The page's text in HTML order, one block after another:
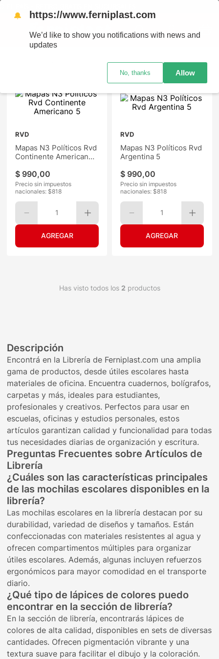
Ordenar por
RVD
Mapas N3 Políticos Rvd
Continente Americano
$ 990,00
Precio sin impuestos
nacionales: $818
1
RVD
Mapas N3 Políticos Rvd
Argentina 5
$ 990,00
Precio sin impuestos
nacionales: $818
1
Has visto todos los 2 productos
Descripción
Encontrá en la Librería de Ferniplast.com una amplia
gama de productos, desde útiles escolares hasta
materiales de oficina. Encuentra cuadernos, bolígrafos,
carpetas y más, ideales para estudiantes,
profesionales y creativos. Perfectos para usar en
escuelas, oficinas y estudios personales, estos
artículos garantizan calidad y funcionalidad para todas
tus necesidades diarias de organización y escritura.
Preguntas Frecuentes sobre Artículos de
Librería
¿Cuáles son las características principales
de las mochilas escolares disponibles en la
librería?
Las mochilas escolares en la librería destacan por su
durabilidad, variedad de diseños y tamaños. Están
confeccionadas con materiales resistentes al agua y
ofrecen compartimentos múltiples para organizar
útiles escolares. Además, algunas incluyen refuerzos
ergonómicos para mayor comodidad en el transporte
diario.
¿Qué tipo de lápices de colores puedo
encontrar en la sección de librería?
En la sección de librería, encontrarás lápices de
colores de alta calidad, disponibles en sets de diversas
cantidades. Ofrecen pigmentación vibrante y una
textura suave para facilitar el dibujo y la coloración.
🔔 https://www.ferniplast.com
We’d like to show you notifications with news and
updates
No, thanks Allow